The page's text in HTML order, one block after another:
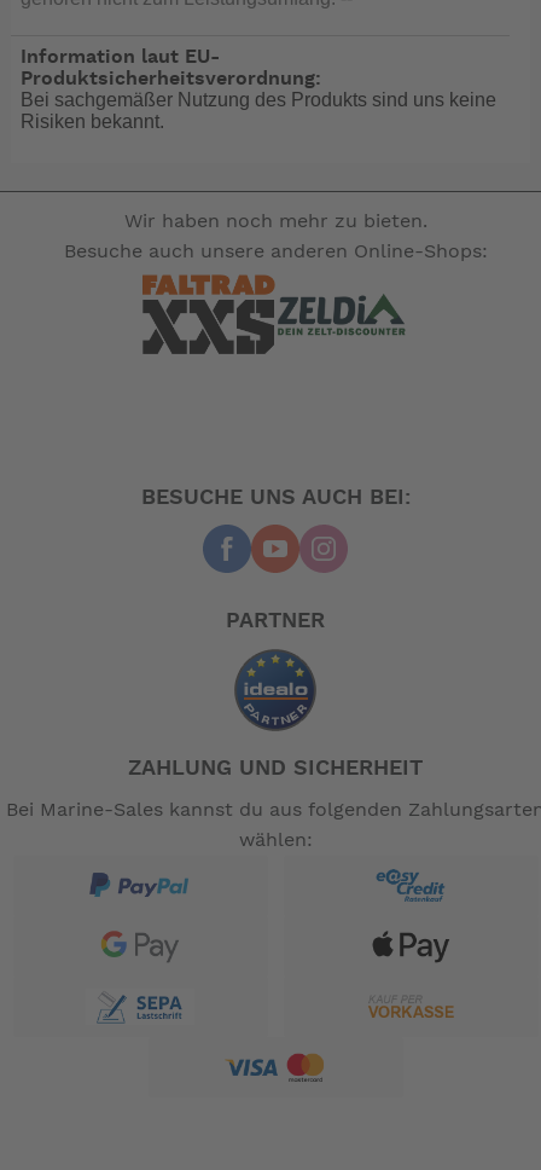
Information laut EU-
Produktsicherheitsverordnung:
Bei sachgemäßer Nutzung des Produkts sind uns keine
Risiken bekannt.
Wir haben noch mehr zu bieten.
Besuche auch unsere anderen Online-Shops:
BESUCHE UNS AUCH BEI:
PARTNER
ZAHLUNG UND SICHERHEIT
Bei Marine-Sales kannst du aus folgenden
wählen: